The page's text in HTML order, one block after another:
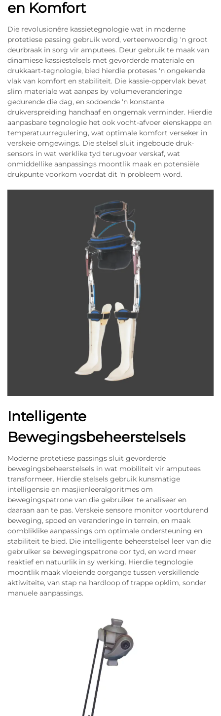
en Komfort
Die revolusionêre kassietegnologie wat in moderne
protetiese passing gebruik word, verteenwoordig 'n groot
deurbraak in sorg vir amputees. Deur gebruik te maak van
dinamiese kassiestelsels met gevorderde materiale en
drukkaart-tegnologie, bied hierdie proteses 'n ongekende
vlak van komfort en stabiliteit. Die kassie-oppervlak bevat
slim materiale wat aanpas by volumeveranderinge
gedurende die dag, en sodoende 'n konstante
drukverspreiding handhaaf en ongemak verminder. Hierdie
aanpasbare tegnologie het ook vocht-afvoer eienskappe en
temperatuurregulering, wat optimale komfort verseker in
verskeie omgewings. Die stelsel sluit ingeboude druk-
sensors in wat werklike tyd terugvoer verskaf, wat
onmiddellike aanpassings moontlik maak en potensiële
drukpunte voorkom voordat dit 'n probleem word.
Intelligente
Bewegingsbeheerstelsels
Moderne protetiese passings sluit gevorderde
bewegingsbeheerstelsels in wat mobiliteit vir amputees
transformeer. Hierdie stelsels gebruik kunsmatige
intelligensie en masjienleeralgoritmes om
bewegingspatrone van die gebruiker te analiseer en
daaraan aan te pas. Verskeie sensore monitor voortdurend
beweging, spoed en veranderinge in terrein, en maak
oombliklike aanpassings om optimale ondersteuning en
stabiliteit te bied. Die intelligente beheerstelsel leer van die
gebruiker se bewegingspatrone oor tyd, en word meer
reaktief en natuurlik in sy werking. Hierdie tegnologie
moontlik maak vloeiende oorgange tussen verskillende
aktiwiteite, van stap na hardloop of trappe opklim, sonder
manuele aanpassings.